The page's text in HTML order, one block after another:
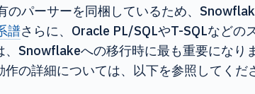
のパーサーを同梱しているため、
譜さらに、Oracle PL/SQLやT-SQLなどの
Snowflakeへの移行時に最も重要にな
の詳細については、以下を参照してくだ